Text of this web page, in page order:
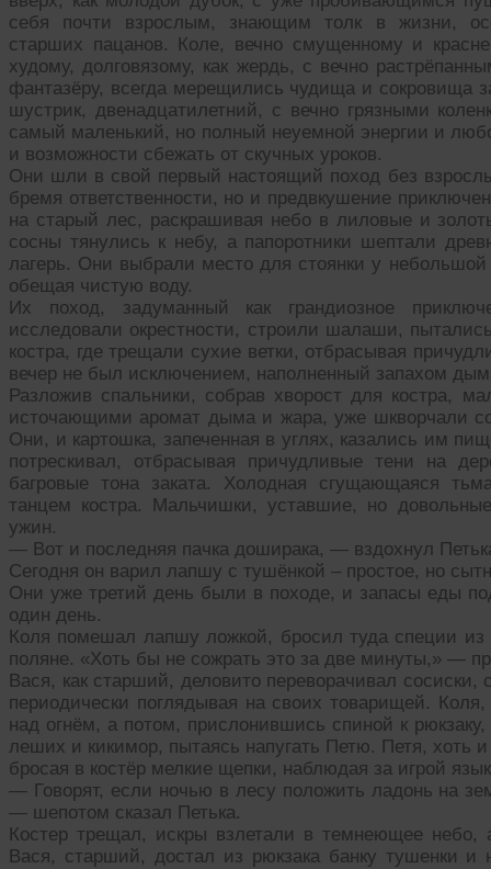
себя почти взрослым, знающим толк в жизни,
старших пацанов. Коле, вечно смущенному и
худому, долговязому, как жердь, с вечно
фантазёру, всегда мерещились чудища и
шустрик, двенадцатилетний, с вечно грязными
самый маленький, но полный неуемной энергии и
и возможности сбежать от скучных уроков.
Они шли в свой первый настоящий поход без
бремя ответственности, но и предвкушение
на старый лес, раскрашивая небо в лиловые и
сосны тянулись к небу, а папоротники шептали
лагерь. Они выбрали место для стоянки у
обещая чистую воду.
Их поход, задуманный как грандиозное
исследовали окрестности, строили шалаши,
костра, где трещали сухие ветки, отбрасывая
вечер не был исключением, наполненный запахом
Разложив спальники, собрав хворост для костра,
источающими аромат дыма и жара, уже шкворчали
Они, и картошка, запеченная в углях, казались им
потрескивал, отбрасывая причудливые тени на
багровые тона заката. Холодная сгущающаяся
танцем костра. Мальчишки, уставшие, но
ужин.
— Вот и последняя пачка доширака, — вздохнул
Сегодня он варил лапшу с тушёнкой – простое, но
Они уже третий день были в походе, и запасы еды
один день.
Коля помешал лапшу ложкой, бросил туда специи из
поляне. «Хоть бы не сожрать это за две минуты,» —
Вася, как старший, деловито переворачивал
периодически поглядывая на своих товарищей.
над огнём, а потом, прислонившись спиной к
леших и кикимор, пытаясь напугать Петю. Петя, хоть
бросая в костёр мелкие щепки, наблюдая за игрой
— Говорят, если ночью в лесу положить ладонь на
— шепотом сказал Петька.
Костер трещал, искры взлетали в темнеющее
Вася, старший, достал из рюкзака банку тушенки и